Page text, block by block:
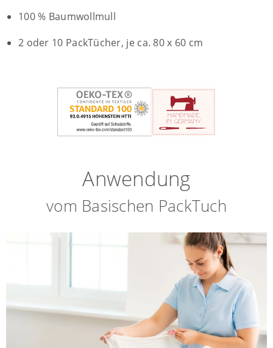
100 % Baumwollmull
2 oder 10 PackTücher, je ca. 80 x 60 cm
Anwendung
vom Basischen PackTuch